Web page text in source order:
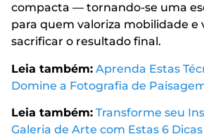
compacta — tornando-se uma
para quem valoriza mobilidade e
sacrificar o resultado final.
Leia também: Aprenda Estas
Domine a Fotografia de
Leia também: Transforme seu
Galeria de Arte com Estas 6